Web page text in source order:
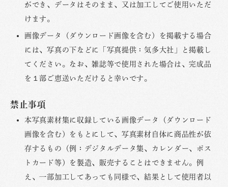
ができ、データはそのまま、又は加工してご使用いただ
けます。
画像データ（ダウンロード画像を含む）を掲載する場合
には、写真の下などに「写真提供：気多大社」と掲載し
てください。なお、雑誌等で使用された場合は、完成品
を１部ご恵送いただけると幸いです。
禁止事項
本写真素材集に収録している画像データ（ダウンロード
画像を含む）をもとにして、写真素材自体に商品性が依
存するもの（例：デジタルデータ集、カレンダー、ポス
トカード等）を製造、販売することはできません。例
え、一部加工してあっても同様で、結果として使用者以